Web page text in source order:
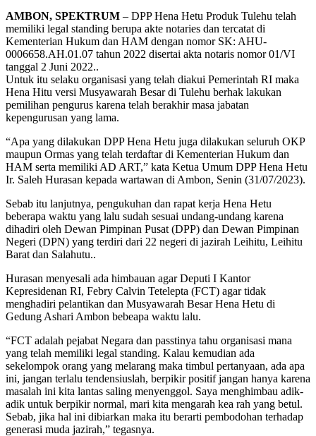
AMBON, SPEKTRUM – DPP Hena Hetu Produk Tulehu telah
memiliki legal standing berupa akte notaries dan tercatat di
Kementerian Hukum dan HAM dengan nomor SK: AHU-
0006658.AH.01.07 tahun 2022 disertai akta notaris nomor 01/VI
tanggal 2 Juni 2022..
Untuk itu selaku organisasi yang telah diakui Pemerintah RI maka
Hena Hitu versi Musyawarah Besar di Tulehu berhak lakukan
pemilihan pengurus karena telah berakhir masa jabatan
kepengurusan yang lama.
“Apa yang dilakukan DPP Hena Hetu juga dilakukan seluruh OKP
maupun Ormas yang telah terdaftar di Kementerian Hukum dan
HAM serta memiliki AD ART,” kata Ketua Umum DPP Hena Hetu
Ir. Saleh Hurasan kepada wartawan di Ambon, Senin (31/07/2023).
Sebab itu lanjutnya, pengukuhan dan rapat kerja Hena Hetu
beberapa waktu yang lalu sudah sesuai undang-undang karena
dihadiri oleh Dewan Pimpinan Pusat (DPP) dan Dewan Pimpinan
Negeri (DPN) yang terdiri dari 22 negeri di jazirah Leihitu, Leihitu
Barat dan Salahutu..
Hurasan menyesali ada himbauan agar Deputi I Kantor
Kepresidenan RI, Febry Calvin Tetelepta (FCT) agar tidak
menghadiri pelantikan dan Musyawarah Besar Hena Hetu di
Gedung Ashari Ambon bebeapa waktu lalu.
“FCT adalah pejabat Negara dan passtinya tahu organisasi mana
yang telah memiliki legal standing. Kalau kemudian ada
sekelompok orang yang melarang maka timbul pertanyaan, ada apa
ini, jangan terlalu tendensiuslah, berpikir positif jangan hanya karena
masalah ini kita lantas saling menyenggol. Saya menghimbau adik-
adik untuk berpikir normal, mari kita mengarah kea rah yang betul.
Sebab, jika hal ini dibiarkan maka itu berarti pembodohan terhadap
generasi muda jazirah,” tegasnya.